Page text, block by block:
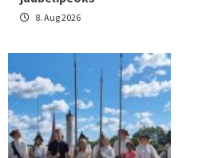
8. Aug 2026